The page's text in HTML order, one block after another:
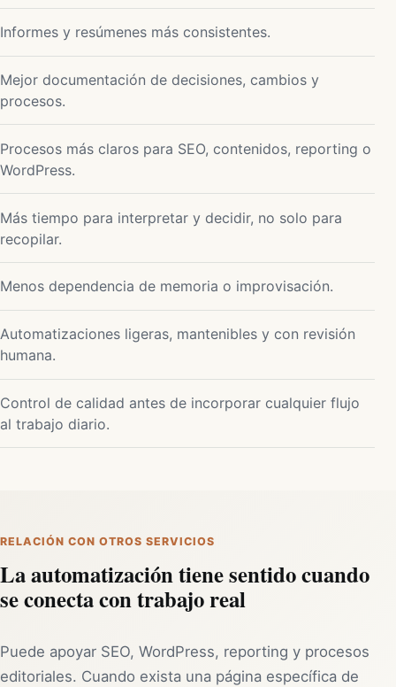
Informes y resúmenes más consistentes.
Mejor documentación de decisiones, cambios y
procesos.
Procesos más claros para SEO, contenidos, reporting o
WordPress.
Más tiempo para interpretar y decidir, no solo para
recopilar.
Menos dependencia de memoria o improvisación.
Automatizaciones ligeras, mantenibles y con revisión
humana.
Control de calidad antes de incorporar cualquier flujo
al trabajo diario.
RELACIÓN CON OTROS SERVICIOS
La automatización tiene sentido cuando
se conecta con trabajo real
Puede apoyar SEO, WordPress, reporting y procesos
editoriales. Cuando exista una página específica de